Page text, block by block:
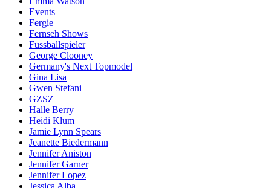
Events
Fergie
Fernseh Shows
Fussballspieler
George Clooney
Germany's Next Topmodel
Gina Lisa
Gwen Stefani
GZSZ
Halle Berry
Heidi Klum
Jamie Lynn Spears
Jeanette Biedermann
Jennifer Aniston
Jennifer Garner
Jennifer Lopez